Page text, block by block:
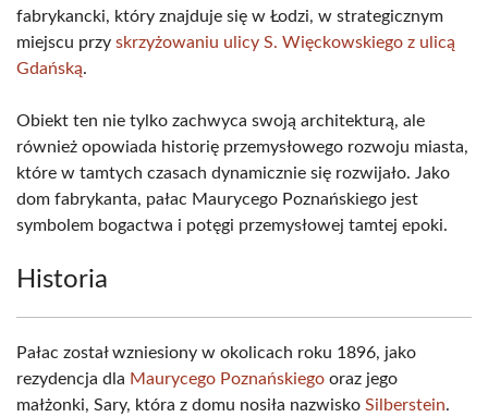
fabrykancki, który znajduje się w Łodzi, w strategicznym
miejscu przy skrzyżowaniu ulicy S. Więckowskiego z ulicą
Gdańską.
Obiekt ten nie tylko zachwyca swoją architekturą, ale
również opowiada historię przemysłowego rozwoju miasta,
które w tamtych czasach dynamicznie się rozwijało. Jako
dom fabrykanta, pałac Maurycego Poznańskiego jest
symbolem bogactwa i potęgi przemysłowej tamtej epoki.
Historia
Pałac został wzniesiony w okolicach roku 1896, jako
rezydencja dla Maurycego Poznańskiego oraz jego
małżonki, Sary, która z domu nosiła nazwisko Silberstein.